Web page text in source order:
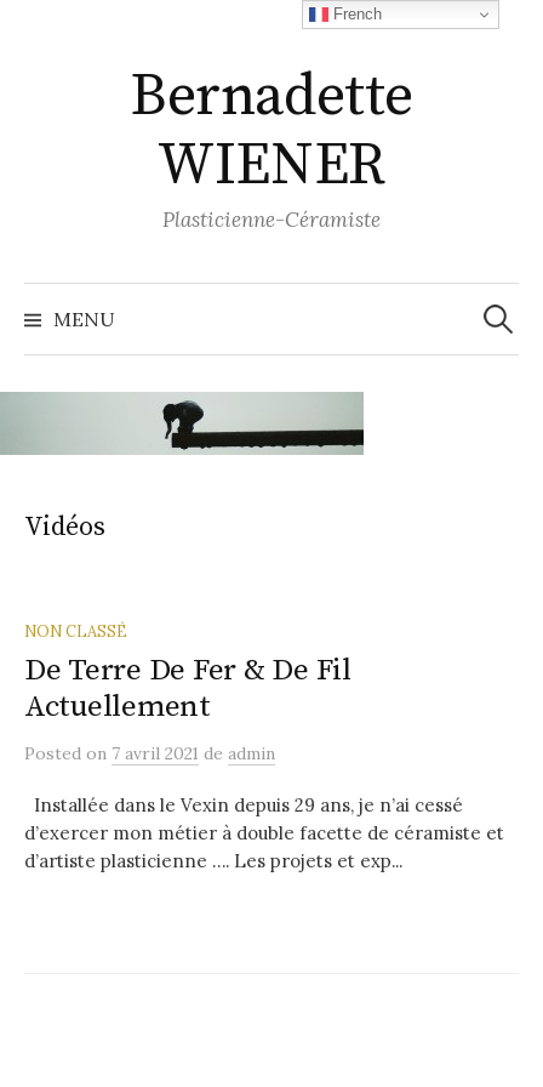
Bernadette
WIENER
Plasticienne-Céramiste
MENU
Vidéos
NON CLASSÉ
De Terre De Fer & De Fil
Actuellement
Posted on 7 avril 2021 de admin
Installée dans le Vexin depuis 29 ans, je n’ai cessé
d’exercer mon métier à double facette de céramiste et
d’artiste plasticienne …. Les projets et exp...
French